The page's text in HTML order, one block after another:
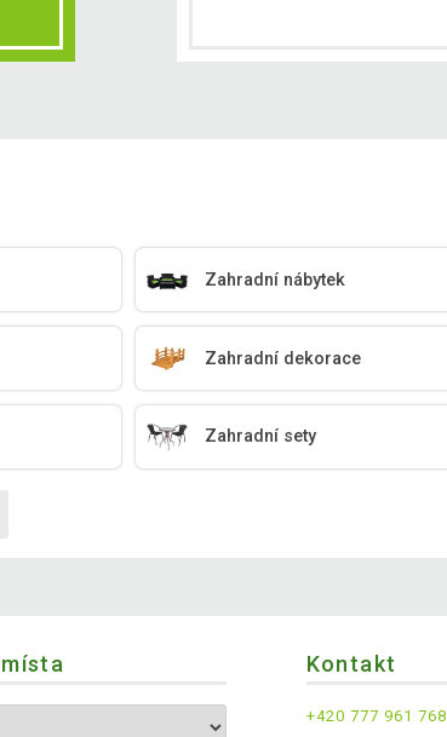
Zahradní nábytek
Zahradní dekorace
Zahradní sety
Kontakt
+420 777 961 768